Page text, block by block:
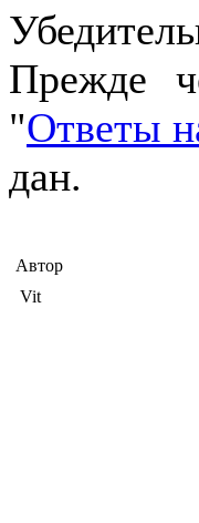
Прежде
"Ответы
дан.
Автор
Vit